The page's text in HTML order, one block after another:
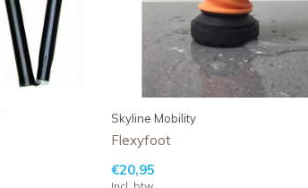
Skyline Mobility
Flexyfoot
€20,95